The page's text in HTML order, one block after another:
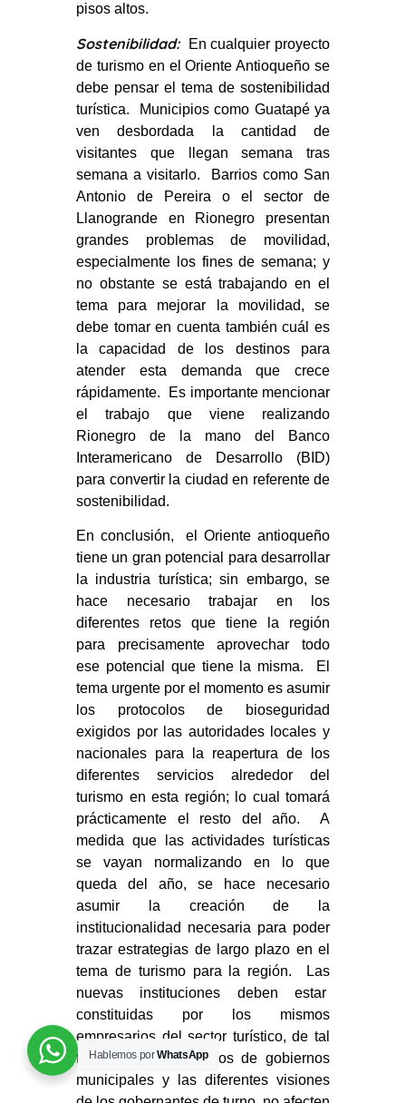
pisos altos.
Sostenibilidad: En cualquier proyecto
de turismo en el Oriente Antioqueño se
debe pensar el tema de sostenibilidad
turística. Municipios como Guatapé ya
ven desbordada la cantidad de
visitantes que llegan semana tras
semana a visitarlo. Barrios como San
Antonio de Pereira o el sector de
Llanogrande en Rionegro presentan
grandes problemas de movilidad,
especialmente los fines de semana; y
no obstante se está trabajando en el
tema para mejorar la movilidad, se
debe tomar en cuenta también cuál es
la capacidad de los destinos para
atender esta demanda que crece
rápidamente. Es importante mencionar
el trabajo que viene realizando
Rionegro de la mano del Banco
Interamericano de Desarrollo (BID)
para convertir la ciudad en referente de
sostenibilidad.
En conclusión, el Oriente antioqueño
tiene un gran potencial para desarrollar
la industria turística; sin embargo, se
hace necesario trabajar en los
diferentes retos que tiene la región
para precisamente aprovechar todo
ese potencial que tiene la misma. El
tema urgente por el momento es asumir
los protocolos de bioseguridad
exigidos por las autoridades locales y
nacionales para la reapertura de los
diferentes servicios alrededor del
turismo en esta región; lo cual tomará
prácticamente el resto del año. A
medida que las actividades turísticas
se vayan normalizando en lo que
queda del año, se hace necesario
asumir la creación de la
institucionalidad necesaria para poder
trazar estrategias de largo plazo en el
tema de turismo para la región. Las
nuevas instituciones deben estar
constituidas por los mismos
empresarios del sector turístico, de tal
forma que los cambios de gobiernos
municipales y las diferentes visiones
Hablemos porWhatsApp